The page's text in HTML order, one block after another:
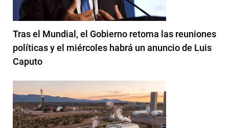
Tras el Mundial, el Gobierno retoma las reuniones
políticas y el miércoles habrá un anuncio de Luis
Caputo